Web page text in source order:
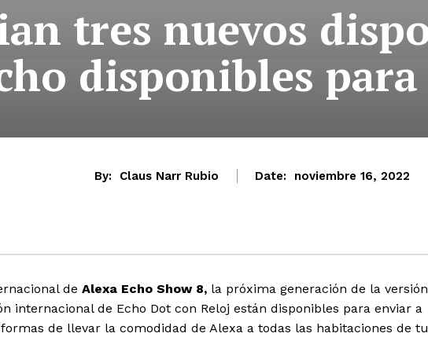
tres nuevos
disponibles
By: Claus Narr Rubio Date: noviembre 16, 2022
de Alexa Echo Show 8, la próxima generación de la versión
internacional de Echo Dot con Reloj están disponibles para enviar a
de llevar la comodidad de Alexa a todas las habitaciones de tu